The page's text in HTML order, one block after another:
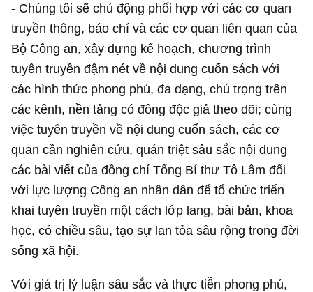
- Chúng tôi sẽ chủ động phối hợp với các cơ quan
truyền thông, báo chí và các cơ quan liên quan của
Bộ Công an, xây dựng kế hoạch, chương trình
tuyên truyền đậm nét về nội dung cuốn sách với
các hình thức phong phú, đa dạng, chú trọng trên
các kênh, nền tảng có đông độc giả theo dõi; cùng
việc tuyên truyền về nội dung cuốn sách, các cơ
quan cần nghiên cứu, quán triệt sâu sắc nội dung
các bài viết của đồng chí Tổng Bí thư Tô Lâm đối
với lực lượng Công an nhân dân để tổ chức triển
khai tuyên truyền một cách lớp lang, bài bản, khoa
học, có chiều sâu, tạo sự lan tỏa sâu rộng trong đời
sống xã hội.
Với giá trị lý luận sâu sắc và thực tiễn phong phú,